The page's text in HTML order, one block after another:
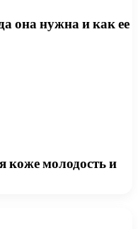
она нужна и как ее
коже молодость и